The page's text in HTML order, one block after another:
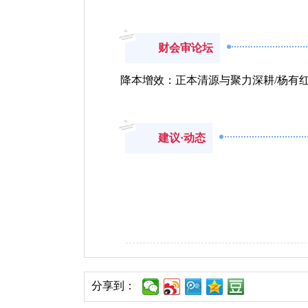
财会审论坛
降本增效：正本清源与聚力深耕/杨有
建议·动态
分享到：